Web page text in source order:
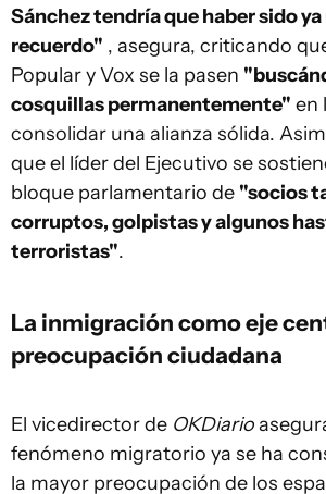
Sánchez tendría que haber sido ya
recuerdo" , asegura, criticando
Popular y Vox se la pasen
cosquillas permanentemente" en
consolidar una alianza sólida.
que el líder del Ejecutivo se
bloque parlamentario de "socios
corruptos, golpistas y algunos
terroristas".
La inmigración como eje
preocupación ciudadana
El vicedirector de OKDiario
fenómeno migratorio ya se ha
la mayor preocupación de los